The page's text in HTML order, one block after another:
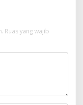
Ruas yang wajib